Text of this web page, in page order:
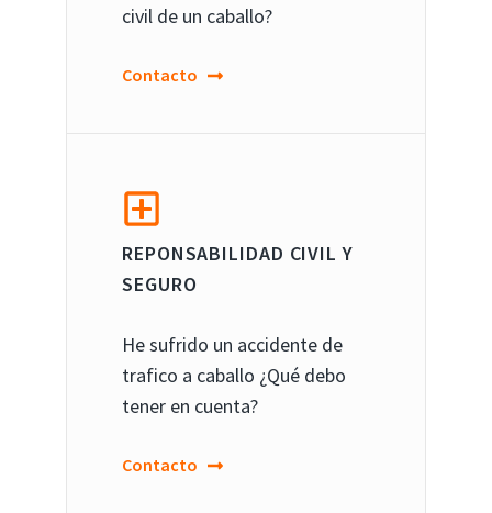
civil de un caballo?
Contacto
REPONSABILIDAD CIVIL Y
SEGURO
He sufrido un accidente de
trafico a caballo ¿Qué debo
tener en cuenta?
Contacto